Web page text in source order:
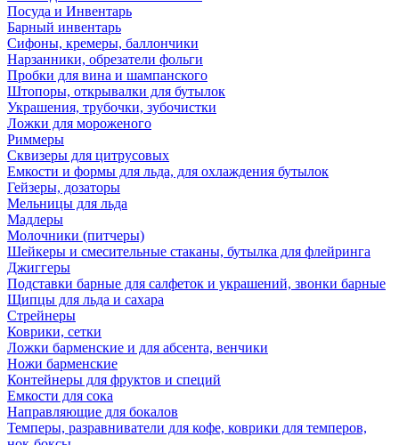
Посуда и Инвентарь
Барный инвентарь
Сифоны, кремеры, баллончики
Нарзанники, обрезатели фольги
Пробки для вина и шампанского
Штопоры, открывалки для бутылок
Украшения, трубочки, зубочистки
Ложки для мороженого
Риммеры
Сквизеры для цитрусовых
Емкости и формы для льда, для охлаждения бутылок
Гейзеры, дозаторы
Мельницы для льда
Мадлеры
Молочники (питчеры)
Шейкеры и смесительные стаканы, бутылка для флейринга
Джиггеры
Подставки барные для салфеток и украшений, звонки барные
Щипцы для льда и сахара
Стрейнеры
Коврики, сетки
Ложки барменские и для абсента, венчики
Ножи барменские
Контейнеры для фруктов и специй
Емкости для сока
Направляющие для бокалов
Темперы, разравниватели для кофе, коврики для темперов,